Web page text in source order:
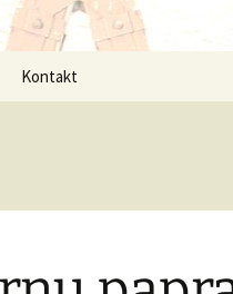
Kontakt